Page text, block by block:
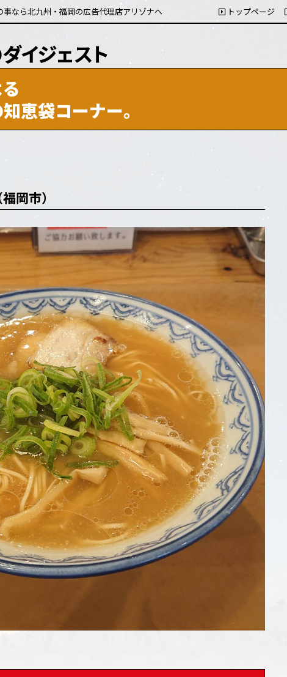
なら北九州・福岡の広告代理店アリゾナへ トップページ
恵袋コーナー。
岡市）